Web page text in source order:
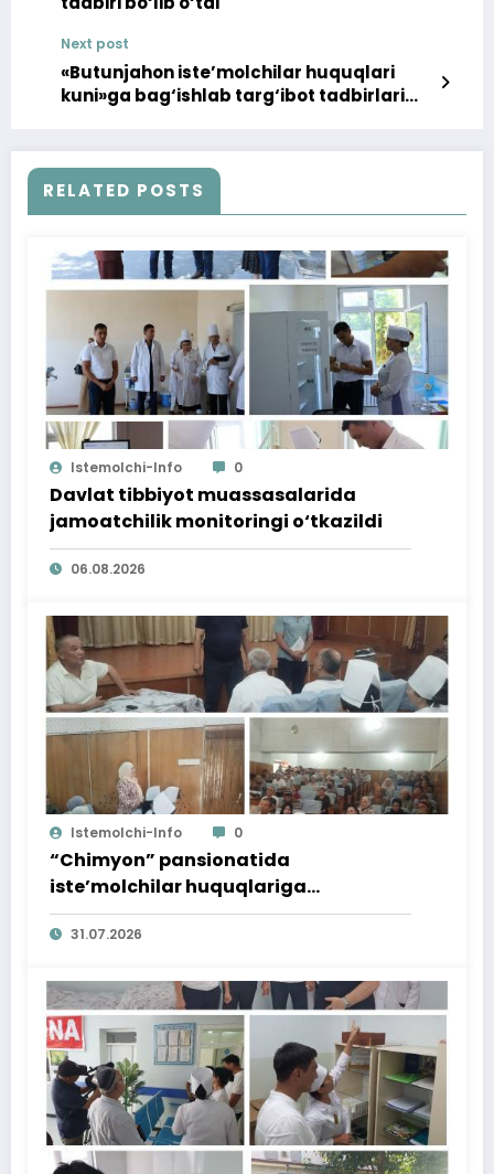
Next post
«Butunjahon iste’molchilar huquqlari
kuni»ga bag‘ishlab targ‘ibot tadbirlari
RELATED POSTS
Istemolchi-Info 0
Davlat tibbiyot muassasalarida
jamoatchilik monitoringi o‘tkazildi
06.08.2026
Istemolchi-Info 0
“Chimyon” pansionatida
iste’molchilar huquqlariga
bag‘ishlangan targ‘ibot tadbiri
o‘tkazildi
31.07.2026